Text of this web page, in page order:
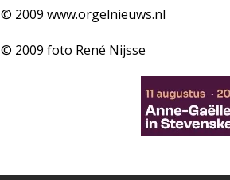
© 2009 www.orgelnieuws.nl
© 2009 foto René Nijsse